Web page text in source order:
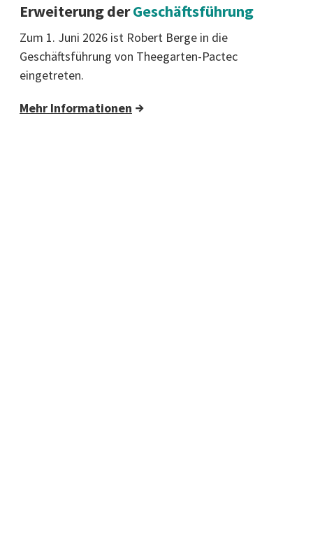
Erweiterung derGeschäftsführung
Zum 1. Juni 2026 ist Robert Berge in die
Geschäftsführung von Theegarten-Pactec
eingetreten.
Mehr Informationen